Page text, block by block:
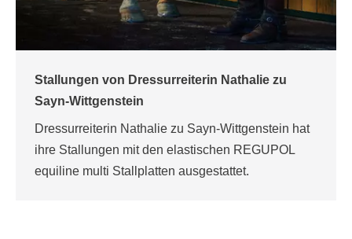
Stallungen von Dressurreiterin Nathalie zu
Sayn-Wittgenstein
Dressurreiterin Nathalie zu Sayn-Wittgenstein hat
ihre Stallungen mit den elastischen REGUPOL
equiline multi Stallplatten ausgestattet.